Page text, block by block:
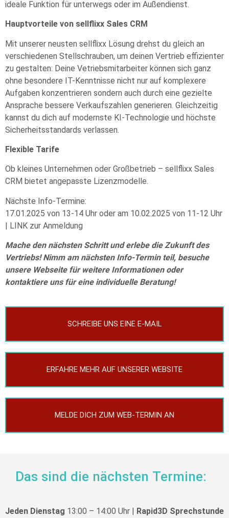
ideale Funktion für unterwegs oder im Außendienst.
Hauptvorteile von sellflixx Sales CRM
Mit unserer neusten sellflixx Lösung drehst du gleich an
verschiedenen Stellschrauben, um deinen Vertrieb effizienter
zu gestalten: Deine Vetriebsmitarbeiter können sich ganz
ohne besondere IT-Kenntnisse nicht nur auf komplexere
Aufgaben konzentrieren sondern auch durch eine gezielte
Ansprache bessere Verkaufszahlen generieren. Gleichzeitig
kannst du dich auf modernste KI-Technologie und höchste
Sicherheitsstandards verlassen.
Flexible Tarife
Ob kleines Unternehmen oder Großbetrieb – sellflixx Sales
CRM bietet angepasste Lizenzmodelle.
Nächste Info-Termine:
17.01.2025 von 13-14 Uhr oder am 10.02.2025 von 11-12 Uhr
| LINK zur Anmeldung
Mache den nächsten Schritt und erlebe die Zukunft des
Vertriebs! Nimm am nächsten Info-Termin teil, besuche
unsere Webseite für weitere Informationen oder
kontaktiere uns für eine individuelle Beratung!
SCHREIBE UNS EINE E-MAIL
ERFAHRE MEHR AUF UNSERER WEBSITE
MELDE DICH ZUM WEB-TERMIN AN
Das sind die nächsten Termine:
Jeden Dienstag 13:00 – 14:00 Uhr | Rapid3D Sprechstunde